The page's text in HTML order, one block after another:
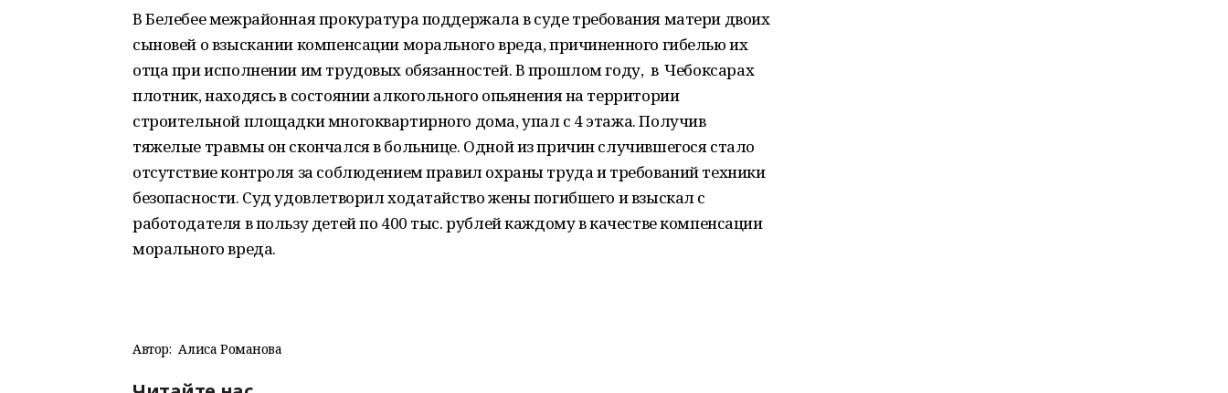
В Белебее межрайонная прокуратура поддержала в суде требования матери двоих
сыновей о взыскании компенсации морального вреда, причиненного гибелью их
отца при исполнении им трудовых обязанностей. В прошлом году, в Чебоксарах
плотник, находясь в состоянии алкогольного опьянения на территории
строительной площадки многоквартирного дома, упал с 4 этажа. Получив
тяжелые травмы он скончался в больнице. Одной из причин случившегося стало
отсутствие контроля за соблюдением правил охраны труда и требований техники
безопасности. Суд удовлетворил ходатайство жены погибшего и взыскал с
работодателя в пользу детей по 400 тыс. рублей каждому в качестве компенсации
морального вреда.
Автор: Алиса Романова